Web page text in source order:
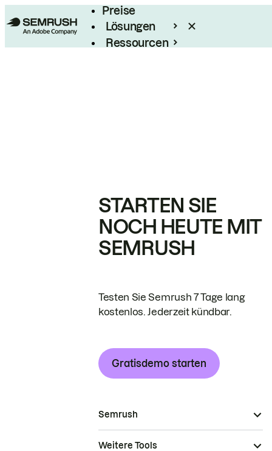
Preise
Lösungen
Ressourcen
STARTEN SIE
NOCH HEUTE MIT
SEMRUSH
Testen Sie Semrush 7 Tage lang
kostenlos. Jederzeit kündbar.
Gratisdemo starten
Semrush
Weitere Tools